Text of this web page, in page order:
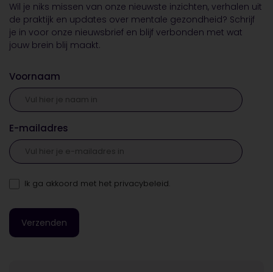
Wil je niks missen van onze nieuwste inzichten, verhalen uit
de praktijk en updates over mentale gezondheid? Schrijf
je in voor onze nieuwsbrief en blijf verbonden met wat
jouw brein blij maakt.
Voornaam
E-mailadres
Ik ga akkoord met het privacybeleid.